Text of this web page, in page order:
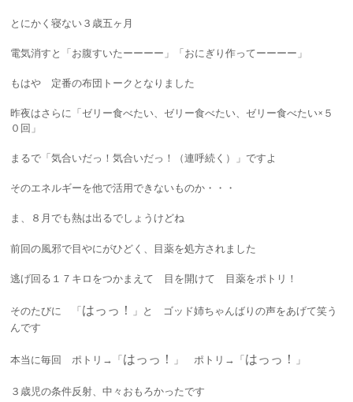
とにかく寝ない３歳五ヶ月
電気消すと「お腹すいたーーーー」「おにぎり作ってーーーー」
もはや 定番の布団トークとなりました
昨夜はさらに「ゼリー食べたい、ゼリー食べたい、ゼリー食べたい×５
０回」
まるで「気合いだっ！気合いだっ！（連呼続く）」ですよ
そのエネルギーを他で活用できないものか・・・
ま、８月でも熱は出るでしょうけどね
前回の風邪で目やにがひどく、目薬を処方されました
逃げ回る１７キロをつかまえて 目を開けて 目薬をポトリ！
そのたびに 「はっっ！
」と ゴッド姉ちゃんばりの声をあげて笑う
んです
本当に毎回 ポトリ→「はっっ！ 」 ポトリ→「はっっ！ 」
３歳児の条件反射、中々おもろかったです